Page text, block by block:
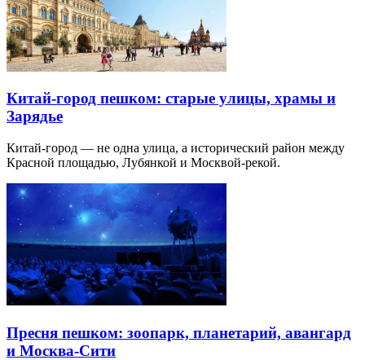
Китай-город пешком: старые улицы, храмы и
Зарядье
Китай-город — не одна улица, а исторический район между
Красной площадью, Лубянкой и Москвой-рекой.
Пресня пешком: зоопарк, планетарий, авангард
и Москва-Сити